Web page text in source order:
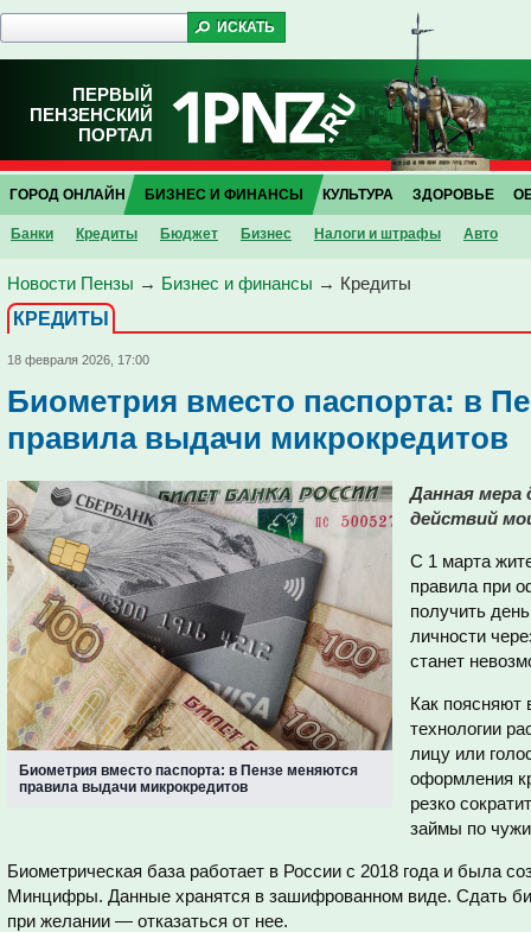
ПЕРВЫЙ
ПЕНЗЕНСКИЙ
ПОРТАЛ
ГОРОД ОНЛАЙН БИЗНЕС И ФИНАНСЫ
Банки Кредиты Бюджет Бизнес Налоги и штрафы Авто
КУЛЬТУРА ЗДОРОВЬЕ
Новости Пензы → Бизнес и финансы → Кредиты
КРЕДИТЫ
18 февраля 2026, 17:00
Биометрия вместо паспорта: в
правила выдачи микрокредитов
Биометрия вместо паспорта: в Пензе меняются
правила выдачи микрокредитов
Данная
действий
С 1 марта
правила при
получить
личности
станет
Как поясняют
технологии
лицу или
оформления
резко
займы по
Биометрическая база работает в России с 2018 года и была
Минцифры. Данные хранятся в зашифрованном виде. Сдать
при желании — отказаться от нее.